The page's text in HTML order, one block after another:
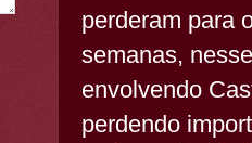
perderam para
semanas,
envolvendo
perdendo